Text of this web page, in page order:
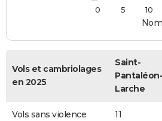
0 5 10
Vols et cambriolages
en 2025
Saint-
Larche
Vols sans violence
11